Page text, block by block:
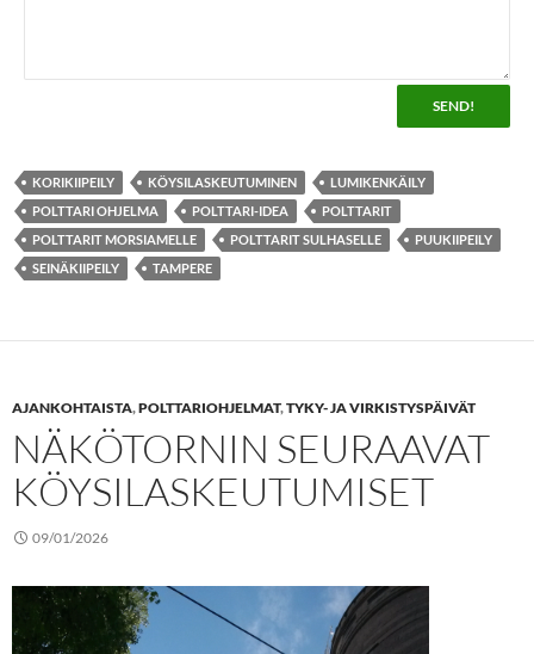
KORIKIIPEILY KÖYSILASKEUTUMINEN
LUMIKENKÄILY
POLTTARI OHJELMA
POLTTARI-IDEA
POLTTARIT
POLTTARIT MORSIAMELLE
POLTTARIT SULHASELLE
PUUKIIPEILY
SEINÄKIIPEILY
TAMPERE
AJANKOHTAISTA,POLTTARIOHJELMAT,TYKY- JA VIRKISTYSPÄIVÄT
NÄKÖTORNIN SEURAAVAT
KÖYSILASKEUTUMISET
09/01/2026